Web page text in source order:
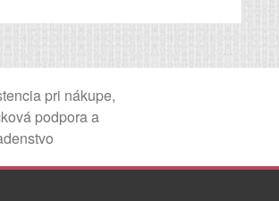
pri nákupe,
podpora a